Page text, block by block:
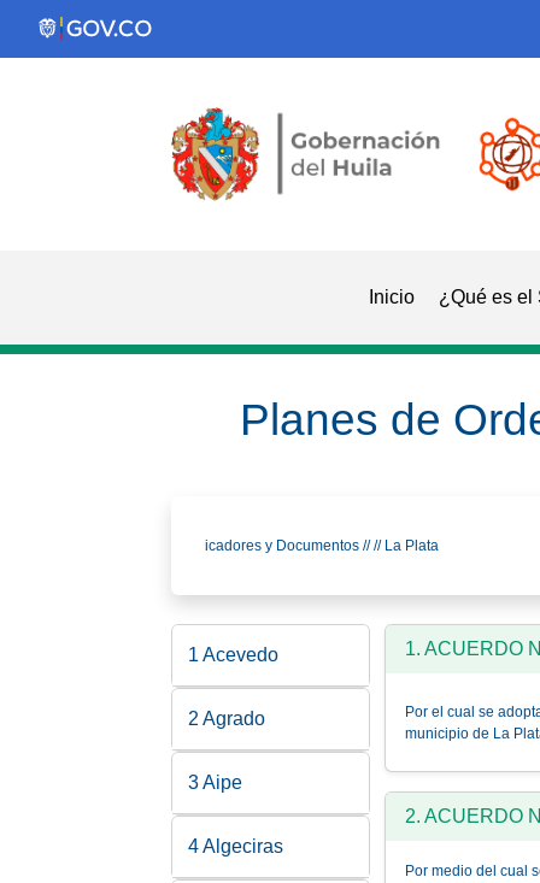
Inicio ¿Qué es el
Planes de
icadores y Documentos // // La Plata
1 Acevedo
2 Agrado
3 Aipe
4 Algeciras
1. ACUERDO
Por el cual se
municipio de La
2. ACUERDO
Por medio del cual